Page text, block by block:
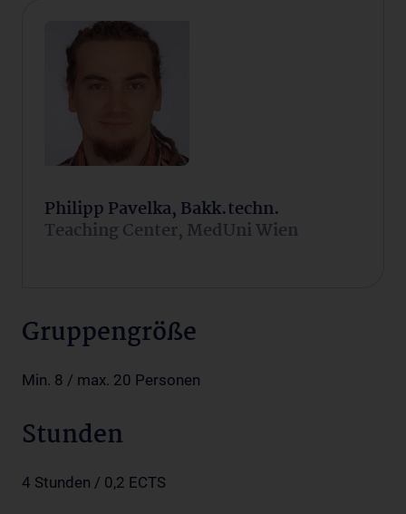
Philipp Pavelka, Bakk.techn.
Teaching Center, MedUni Wien
Gruppengröße
Min. 8 / max. 20 Personen
Stunden
4 Stunden / 0,2 ECTS